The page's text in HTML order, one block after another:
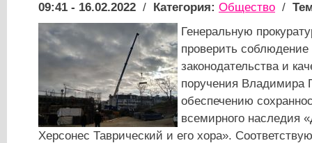
09:41 - 16.02.2022 / Категория: Общество /
Генеральную
проверить соблюдение
законодательства и
поручения Владимира
обеспечению
всемирного наследия
Херсонес Таврический и его хора».